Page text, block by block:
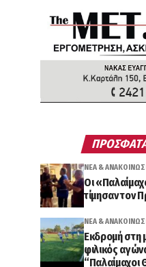
ΝΈΑ &
Οι
τίμησαν τον
ΝΈΑ &
Εκδρομή στη
φιλικός
“Παλαίμαχοι